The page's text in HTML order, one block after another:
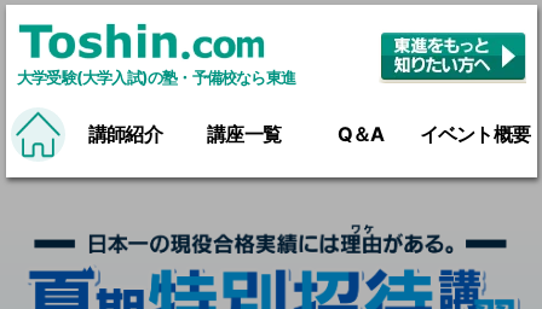
大学受験(大学入試)の塾・予備校なら東進
講師紹介 講座一覧 Q＆A イベント概要